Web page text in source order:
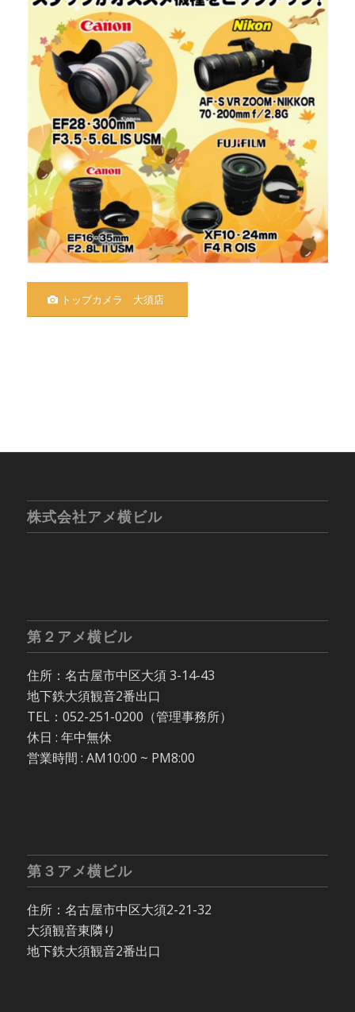
トップカメラ 大須店
株式会社アメ横ビル
第２アメ横ビル
住所：名古屋市中区大須 3-14-43
地下鉄大須観音2番出口
TEL：052-251-0200（管理事務所）
休日 : 年中無休
営業時間 : AM10:00 ~ PM8:00
第３アメ横ビル
住所：名古屋市中区大須2-21-32
大須観音東隣り
地下鉄大須観音2番出口